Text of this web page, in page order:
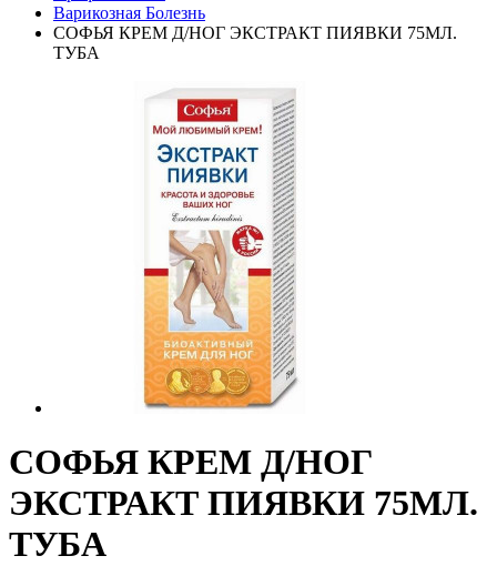
Варикозная Болезнь
СОФЬЯ КРЕМ Д/НОГ ЭКСТРАКТ ПИЯВКИ 75МЛ.
ТУБА
СОФЬЯ КРЕМ Д/НОГ
ЭКСТРАКТ ПИЯВКИ 75МЛ.
ТУБА